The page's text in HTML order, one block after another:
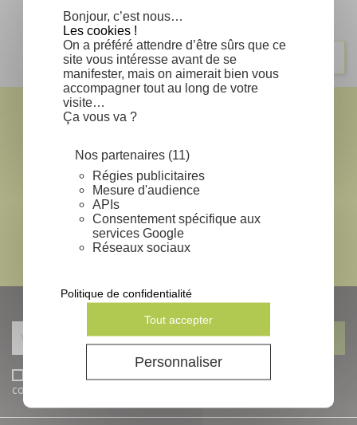
Bonjour, c’est nous…
Les cookies !
On a préféré attendre d’être sûrs que ce
site vous intéresse avant de se
manifester, mais on aimerait bien vous
accompagner tout au long de votre
visite…
Ça vous va ?
Nos partenaires (11)
Régies publicitaires
Mesure d'audience
APIs
Consentement spécifique aux
services Google
Réseaux sociaux
Tout accepter
Personnaliser
Politique de confidentialité
Affichage 1-1 de 1 article(s)
Retour en haut
EXPÉDITION SOUS 24-48H
lock
mail
NEWSLETTERS
confidentialité